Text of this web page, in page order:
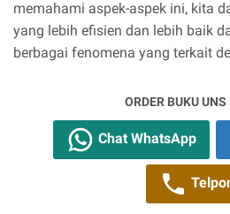
memahami aspek-aspek ini, kita
yang lebih efisien dan lebih baik
berbagai fenomena yang terkait
ORDER BUKU UNS
Chat WhatsApp